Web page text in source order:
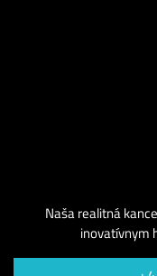
Naša realitná
inovatívnym